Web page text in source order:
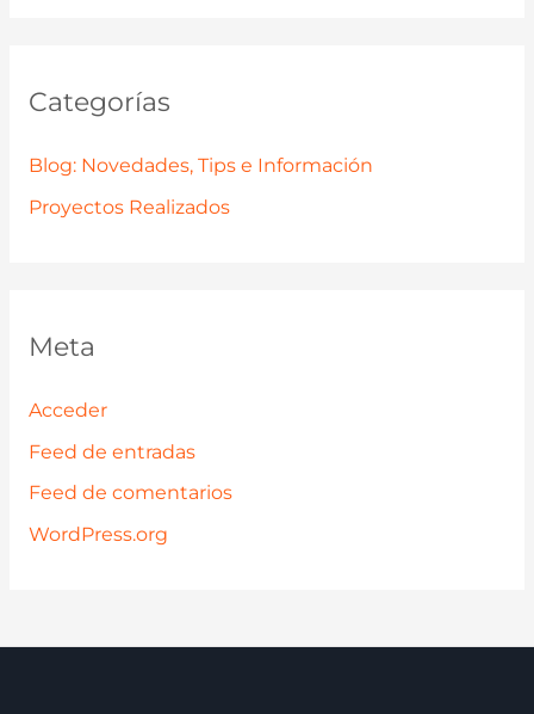
Categorías
Blog: Novedades, Tips e Información
Proyectos Realizados
Meta
Acceder
Feed de entradas
Feed de comentarios
WordPress.org